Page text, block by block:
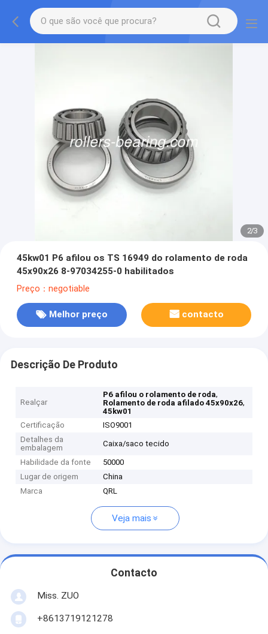
2/3
45kw01 P6 afilou os TS 16949 do rolamento de roda
45x90x26 8-97034255-0 habilitados
Preço：negotiable
Melhor preço contacto
Descrição De Produto
Realçar
P6 afilou o rolamento de roda,
Rolamento de roda afilado 45x90x26,
45kw01
Certificação
ISO9001
Detalhes da
embalagem
Caixa/saco tecido
Habilidade da fonte
50000
Lugar de origem
China
Marca
QRL
Veja mais
Contacto
Miss. ZUO
+8613719121278